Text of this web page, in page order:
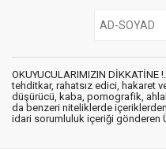
OKUYUCULARIMIZIN DİKKATİNE
tehditkar, rahatsız edici, hakaret
düşürücü, kaba, pornografik,
da benzeri niteliklerde
idari sorumluluk içeriği gönderen